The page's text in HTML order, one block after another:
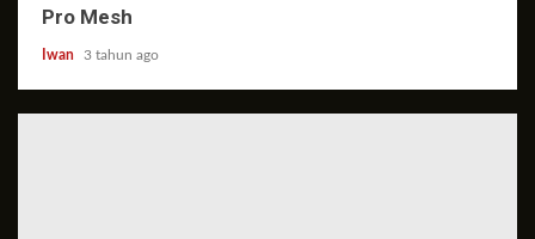
Pro Mesh
Iwan 3 tahun ago